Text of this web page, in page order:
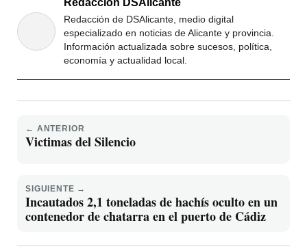
Redacción DSAlicante
Redacción de DSAlicante, medio digital
especializado en noticias de Alicante y provincia.
Información actualizada sobre sucesos, política,
economía y actualidad local.
← ANTERIOR
Victimas del Silencio
SIGUIENTE →
Incautados 2,1 toneladas de hachís oculto en un
contenedor de chatarra en el puerto de Cádiz